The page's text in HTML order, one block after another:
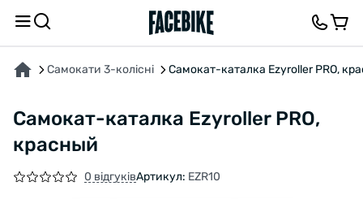
Самокати 3-колісні Самокат-каталка Ezyroller PRO,
Самокат-каталка Ezyroller PRO,
красный
0 відгуківАртикул: EZR10
ПРО ТОВАР ВІДГУКИ ТА ЗАПИТАННЯ